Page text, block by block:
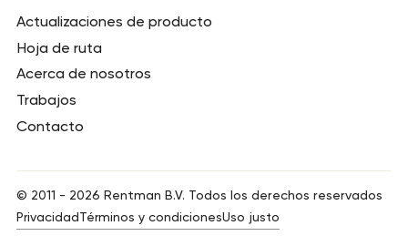
Actualizaciones de producto
Hoja de ruta
Acerca de nosotros
Trabajos
Contacto
© 2011 - 2026 Rentman B.V. Todos los derechos reservados
PrivacidadTérminos y condicionesUso justo